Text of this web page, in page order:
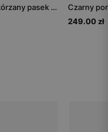
Czarny skórzany pasek damski ze srebrną klamrą
249.00 zł